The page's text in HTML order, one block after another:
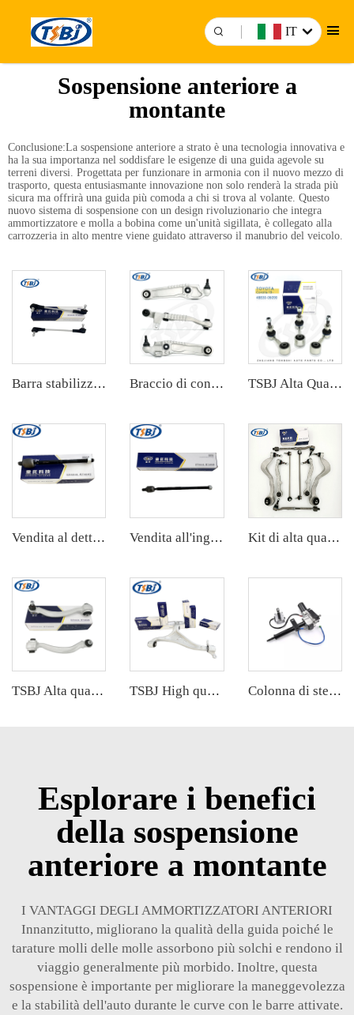
IT
Sospensione anteriore a
montante
Conclusione:La sospensione anteriore a strato è una tecnologia innovativa e
ha la sua importanza nel soddisfare le esigenze di una guida agevole su
terreni diversi. Progettata per funzionare in armonia con il nuovo mezzo di
trasporto, questa entusiasmante innovazione non solo renderà la strada più
sicura ma offrirà una guida più comoda a chi si trova al volante. Questo
nuovo sistema di sospensione con un design rivoluzionario che integra
ammortizzatore e molla a bobina come un'unità sigillata, è collegato alla
carrozzeria in alto mentre viene guidato attraverso il manubrio del veicolo.
Barra stabilizzatrice Braccio di controllo TSBJ Alta Qualità Pezzi Auto Fabbrica Braccio Stabilizzatore Posteriore L/R per Toyota Corolla 19- OE: 48830-06090
Vendita al dettaglio in fabbrica di accessori per telaio auto completi come estremità del cardano per Cadillac XTS OE:22776531 Vendita all'ingrosso di parti del telaio auto complete come la barra finale per Chevrolet Cruze 1.5 OE: 22923846 Kit di alta qualità per parti auto originali in alluminio, come bracci di controllo per BMW Serie 7 E65/E66 OE 31126755836 33321096797 31126774831
TSBJ Alta qualità produttore all'ingrosso braccio inferiore anteriore per Mercedes C series W204 OE 2043306711 2043303111 TSBJ High quality wholesale manufacturer braccio inferiore anteriore per Mercedes-Benz M-CLASS (W166) 2011- OE 1663300107 Colonna di sterzo
Esplorare i benefici
della sospensione
anteriore a montante
I VANTAGGI DEGLI AMMORTIZZATORI ANTERIORI
Innanzitutto, migliorano la qualità della guida poiché le
tarature molli delle molle assorbono più solchi e rendono il
viaggio generalmente più morbido. Inoltre, questa
sospensione è importante per migliorare la maneggevolezza
e la stabilità dell'auto durante le curve con le barre attivate.